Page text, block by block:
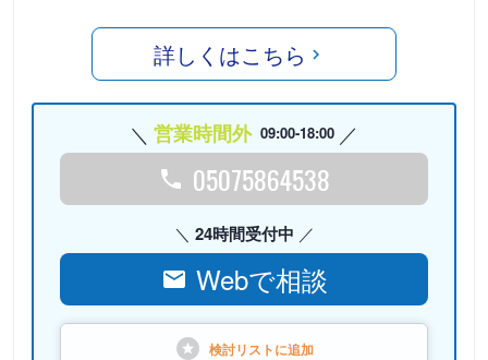
詳しくはこちら
営業時間外 09:00-18:00
05075864538
24時間受付中
Webで相談
検討リストに追加